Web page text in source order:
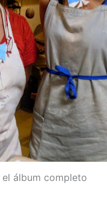
álbum completo